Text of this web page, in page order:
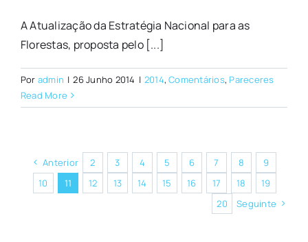
A Atualização da Estratégia Nacional para as
Florestas, proposta pelo [...]
Por admin | 26 Junho 2014 | 2014,Comentários, Pareceres
Read More
Anterior 2 3 4 5 6 7 8
9
10
11 12 13 14 15 16 17 18
19
20
Seguinte